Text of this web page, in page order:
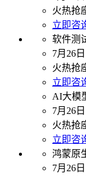
火热抢
立即咨
软件测
7月26日
火热抢
立即咨
AI大模
7月26日
火热抢
立即咨
鸿蒙原
7月26日